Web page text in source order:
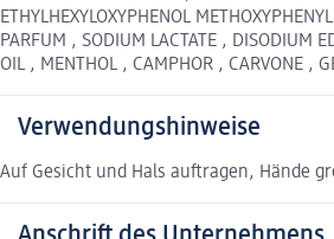
ETHYLHEXYLOXYPHENOL
PARFUM , SODIUM LACTATE , DISODIUM
OIL , MENTHOL , CAMPHOR , CARVONE ,
Verwendungshinweise
Auf Gesicht und Hals auftragen, Hände